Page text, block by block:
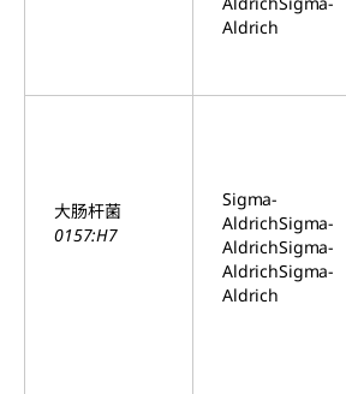
Aldrich
大肠杆菌
0157:H7
Sigma-
AldrichSigma-
AldrichSigma-
AldrichSigma-
Aldrich